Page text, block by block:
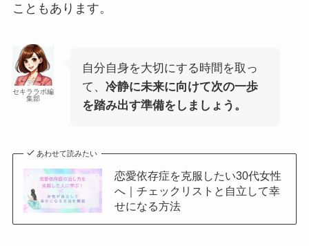
こともあります。
セキララボ編
集部
自分自身を大切にする時間を取っ
て、 冷静に未来に向けて次の一歩
を踏み出す準備をしましょう。
あわせて読みたい
恋愛依存症を克服したい30代女性
へ｜チェックリストと自立して幸
せになる方法